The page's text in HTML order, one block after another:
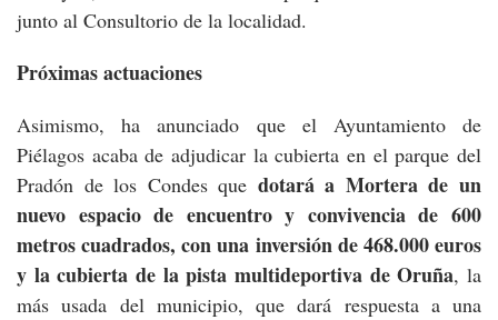
junto al Consultorio de la localidad.
Próximas actuaciones
Asimismo, ha anunciado que el Ayuntamiento de
Piélagos acaba de adjudicar la cubierta en el parque del
Pradón de los Condes que dotará a Mortera de un
nuevo espacio de encuentro y convivencia de 600
metros cuadrados, con una inversión de 468.000 euros
y la cubierta de la pista multideportiva de Oruña, la
más usada del municipio, que dará respuesta a una